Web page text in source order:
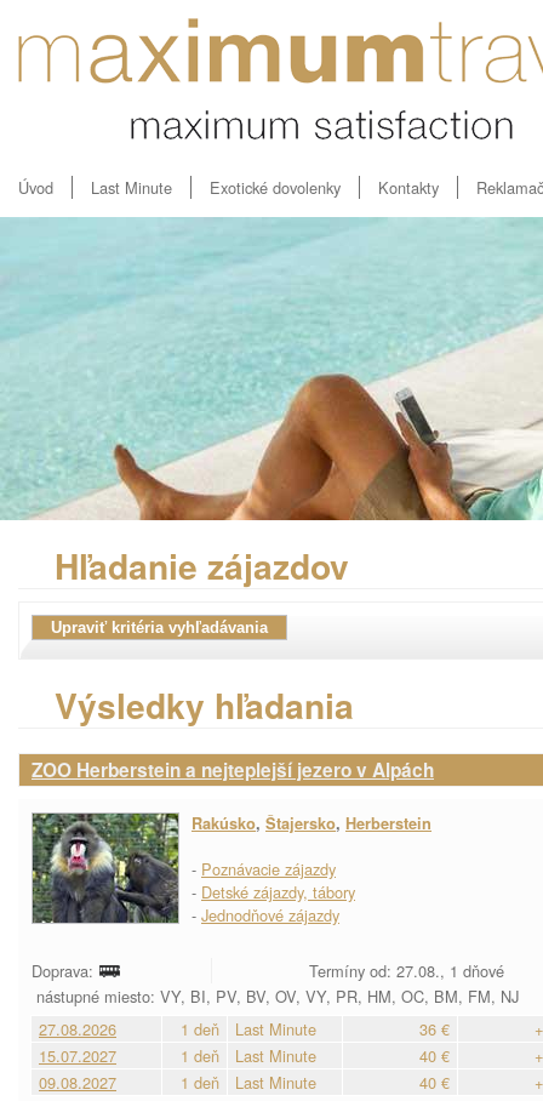
Úvod Last Minute Exotické dovolenky Kontakty
Hľadanie zájazdov
Výsledky hľadania
ZOO Herberstein a nejteplejší jezero v Alpách
Rakúsko, Štajersko, Herberstein
- Poznávacie zájazdy
- Detské zájazdy, tábory
- Jednodňové zájazdy
Doprava:
Termíny od: 27.08., 1 dňové
nástupné miesto: VY, BI, PV, BV, OV, VY, PR, HM, OC, BM, FM, NJ
27.08.2026
1 deň Last Minute 36 €
15.07.2027
1 deň Last Minute 40 €
09.08.2027
1 deň Last Minute 40 €